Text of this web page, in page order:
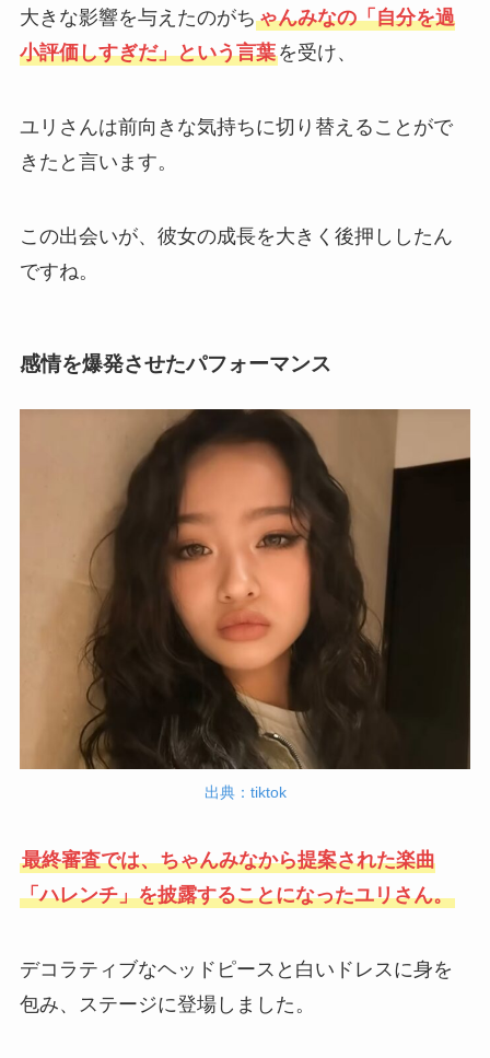
大きな影響を与えたのがちゃんみなの「自分を過
小評価しすぎだ」という言葉を受け、
ユリさんは前向きな気持ちに切り替えることがで
きたと言います。
この出会いが、彼女の成長を大きく後押ししたん
ですね。
感情を爆発させたパフォーマンス
出典：tiktok
最終審査では、ちゃんみなから提案された楽曲
「ハレンチ」を披露することになったユリさん。
デコラティブなヘッドピースと白いドレスに身を
包み、ステージに登場しました。